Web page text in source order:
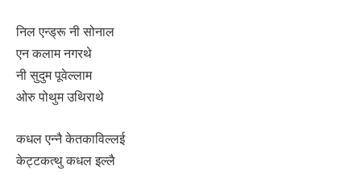
निल एन्ड्रू नी सोनाल
एन कलाम नगरथे
नी सुदुम पूवेल्लाम
ओरु पोथुम उथिराथे
कधल एन्नै केतकाविल्लई
केट्टकत्थु कधल इल्लै